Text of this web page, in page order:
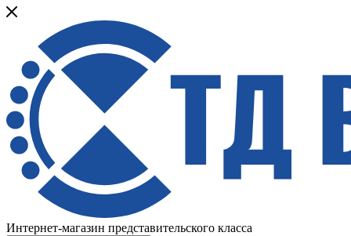
Интернет-магазин представительского класса